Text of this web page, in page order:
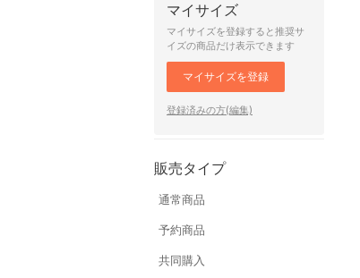
マイサイズ
マイサイズを登録すると推奨サ
イズの商品だけ表示できます
マイサイズを登録
登録済みの方(編集)
販売タイプ
通常商品
予約商品
共同購入